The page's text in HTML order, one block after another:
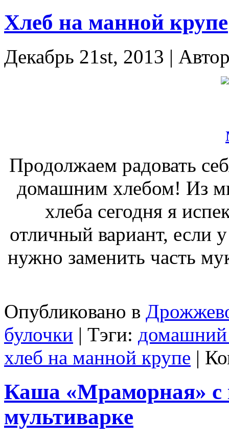
Хлеб на манной крупе
Декабрь 21st, 2013 |
Продолжаем радовать
домашним хлебом! Из
хлеба сегодня я
отличный вариант, если
нужно заменить часть
Опубликовано в
булочки | Тэги: домашний
хлеб на манной крупе |
Каша «Мраморная»
мультиварке